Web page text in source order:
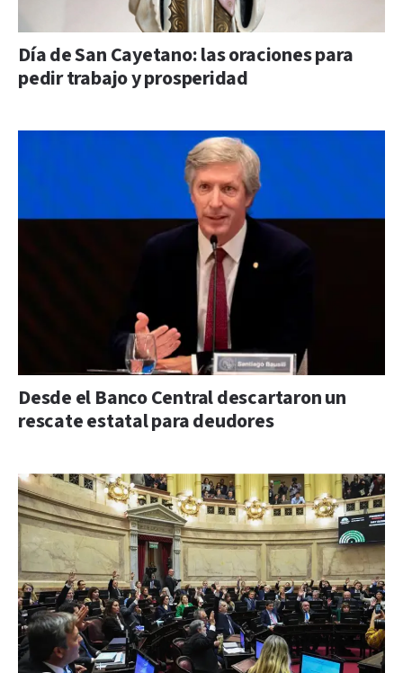
Día de San Cayetano: las oraciones para
pedir trabajo y prosperidad
Desde el Banco Central descartaron un
rescate estatal para deudores